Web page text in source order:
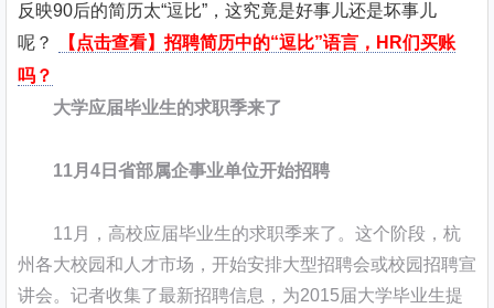
反映90后的简历太“逗比”，这究竟是好事儿还是坏事儿
呢？
【点击查看】招聘简历中的“逗比”语言，HR们买账
吗？
大学应届毕业生的求职季来了
11月4日省部属企事业单位开始招聘
11月，高校应届毕业生的求职季来了。这个阶段，杭
州各大校园和人才市场，开始安排大型招聘会或校园招聘宣
讲会。记者收集了最新招聘信息，为2015届大学毕业生提